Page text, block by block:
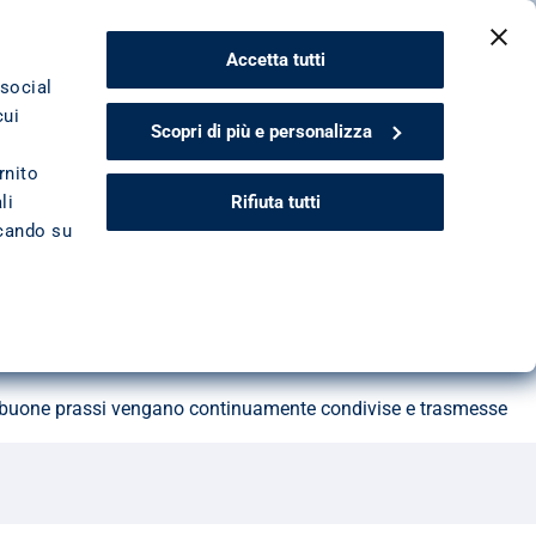
su
Accetta tutti
Scopri di più e personalizza
Rifiuta tutti
CONTATTACI
del cliente
per garantire un’esperienza ottimale e uniforme a tutti i
colleghi
prassi vengano continuamente condivise e trasmesse